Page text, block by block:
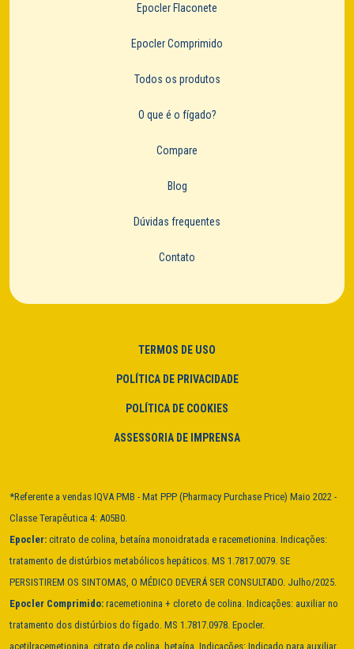
Epocler Flaconete
Epocler Comprimido
Todos os produtos
O que é o fígado?
Compare
Blog
Dúvidas frequentes
Contato
TERMOS DE USO
POLÍTICA DE PRIVACIDADE
POLÍTICA DE COOKIES
ASSESSORIA DE IMPRENSA
*Referente a vendas IQVA PMB - Mat PPP (Pharmacy Purchase Price) Maio 2022 -
Classe Terapêutica 4: A05B0.
Epocler: citrato de colina, betaína monoidratada e racemetionina. Indicações:
tratamento de distúrbios metabólicos hepáticos. MS 1.7817.0079. SE
PERSISTIREM OS SINTOMAS, O MÉDICO DEVERÁ SER CONSULTADO. Julho/2025.
Epocler Comprimido: racemetionina + cloreto de colina. Indicações: auxiliar no
tratamento dos distúrbios do fígado. MS 1.7817.0978. Epocler.
acetilracemetionina, citrato de colina, betaína. Indicações: Indicado para auxiliar